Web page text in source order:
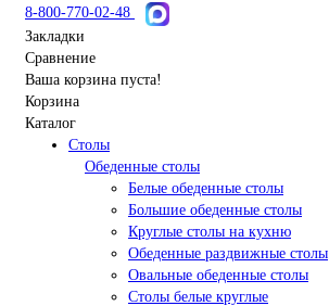
8-800-770-02-48
Закладки
Сравнение
Ваша корзина пуста!
Корзина
Каталог
Столы
Обеденные столы
Белые обеденные столы
Большие обеденные столы
Круглые столы на кухню
Обеденные раздвижные столы
Овальные обеденные столы
Столы белые круглые